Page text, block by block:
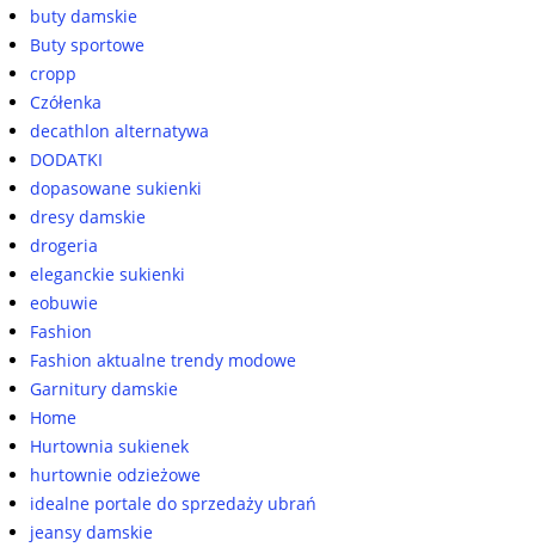
buty damskie
Buty sportowe
cropp
Czółenka
decathlon alternatywa
DODATKI
dopasowane sukienki
dresy damskie
drogeria
eleganckie sukienki
eobuwie
Fashion
Fashion aktualne trendy modowe
Garnitury damskie
Home
Hurtownia sukienek
hurtownie odzieżowe
idealne portale do sprzedaży ubrań
jeansy damskie